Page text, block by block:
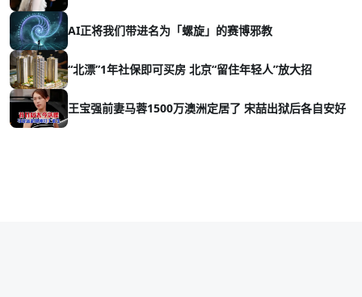
AI正将我们带进名为「螺旋」的赛博邪教
“北漂”1年社保即可买房 北京“留住年轻人”放大招
王宝强前妻马蓉1500万澳洲定居了 宋喆出狱后各自安好